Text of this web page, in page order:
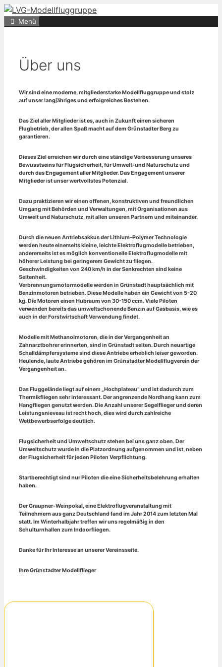
Zum
InhaltMenü
Über uns
Wir sind eine moderne, mitgliederstarke Modellfluggruppe und stolz
auf unser langjähriges und erfolgreiches Bestehen.
Das Ziel aller Mitglieder ist es, auch in Zukunft einen sicheren
Flugbetrieb, der allen Spaß macht auf dem Grünstadter Berg zu
garantieren.
Dieses Ziel erreichen wir durch eine ständige Verbesserung unseres
Bewusstseins für Flugsicherheit, für Umwelt-und Naturschutz und
durch das Engagement aller Mitglieder. Das Engagement unserer
Mitglieder ist unser wertvollstes Potenzial.
Dazu praktizieren wir einen offenen, konstruktiven und freundlichen
Umgang mit Behörden und Verwaltungen, mit Organisationen aus
Umwelt und Naturschutz, mit allen unseren Partnern und miteinander.
Durch die neuen Antriebsakkus der Lithium–Polymer Technologie
werden heute einerseits kleine, leichte Elektroflugmodelle betrieben,
andererseits ist es möglich konventionelle Elektroflugmodelle mit
höherer Leistung bei geringerem Gewicht zu fliegen.
Geschwindigkeiten von 240 km/h in der Senkrechten sind keine
Seltenheit.
Verbrennungsmotormodelle werden in Grünstadt hauptsächlich mit
Benzinmotoren betrieben. Diese Modelle haben ein Gewicht von 5-20
kg. Die Motoren einen Hubraum von 30-150 ccm. Viele Piloten
verwenden bereits das umweltschonende Benzin auf Gasbasis, wie es
auch in der Forstwirtschaft Verwendung findet.
Modelle mit Methanolmotoren, die in der Vergangenheit an
Zahnarztbohrer erinnerten, sind in Grünstadt selten. Durch neuartige
Schalldämpfersysteme sind diese Antriebe erheblich leiser geworden.
Heulende, laute Antriebe gehören im Grünstadter Modellflugverein der
Vergangenheit an.
Das Fluggelände liegt auf einem „Hochplateau“ und ist dadurch zum
Thermikfliegen sehr interessant. Der angrenzende Nordhang kann zum
Hangfliegen genutzt werden. Die Anzahl unserer Segelflieger und deren
Leistungsnieveau ist recht hoch, dies wird durch zahlreiche
Wettbewerbserfolge deutlich.
Flugsicherheit und Umweltschutz stehen bei uns ganz oben. Der
Umweltschutz wurde in die Platzordnung aufgenommen und ist, neben
der Flugsicherheit für jeden Piloten Verpflichtung.
Startberechtigt sind nur Piloten die eine Sicherheitsbelehrung erhalten
haben.
Der Graupner-Weinpokal, eine Elektroflugveranstaltung mit
Teilnehmern aus ganz Deutschland fand im Jahr 2014 zum letzten Mal
statt. Im Winterhalbjahr treffen wir uns regelmäßig in den
Schulturnhallen zum Indoorfliegen.
Danke für Ihr Interesse an unserer Vereinsseite.
Ihre Grünstadter Modellflieger